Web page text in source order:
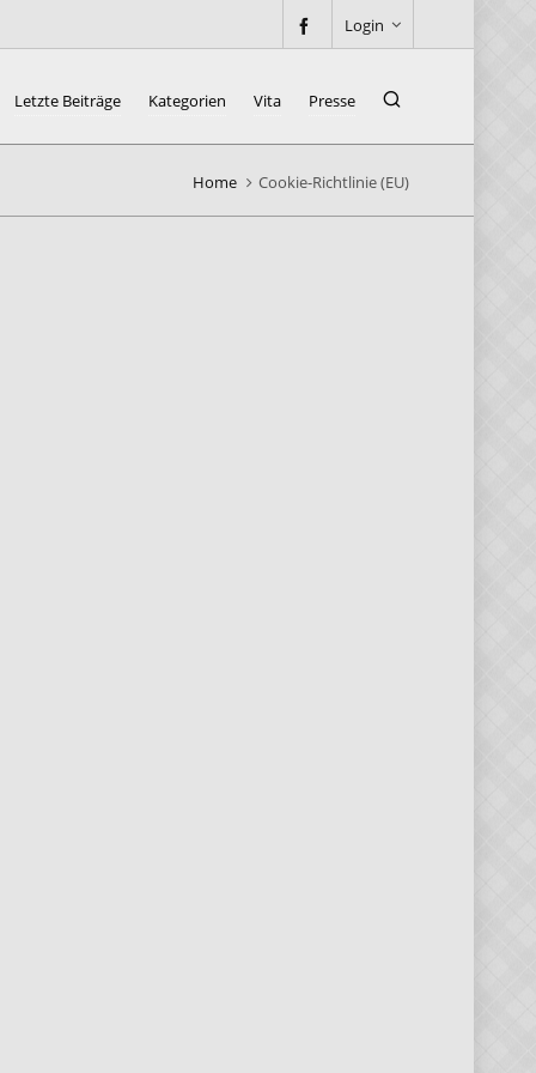
Login
Letzte Beiträge Kategorien Vita Presse
Home Cookie-Richtlinie (EU)